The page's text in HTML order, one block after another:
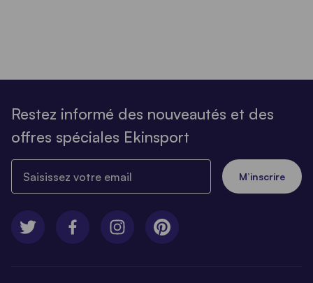
Restez informé des nouveautés et des
offres spéciales Ekinsport
M’inscrire